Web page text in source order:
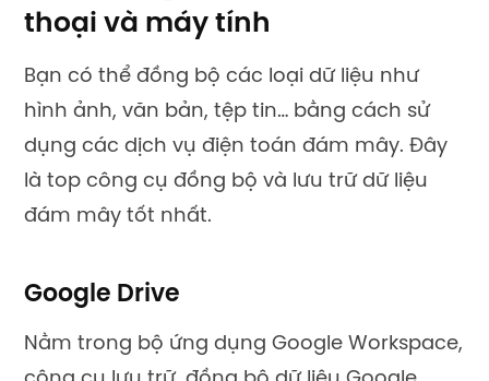
thoại và máy tính
Bạn có thể đồng bộ các loại dữ liệu như
hình ảnh, văn bản, tệp tin… bằng cách sử
dụng các dịch vụ điện toán đám mây. Đây
là top công cụ đồng bộ và lưu trữ dữ liệu
đám mây tốt nhất.
Google Drive
Nằm trong bộ ứng dụng Google Workspace,